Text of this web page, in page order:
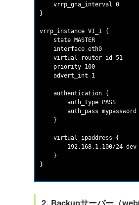
vrrp_gna_interval 0
}
vrrp_instance VI_1 {
state MASTER
interface eth0
virtual_router_id 51
priority 100
advert_int 1
    authentication {
auth_type PASS
auth_pass mypassword
    }
    virtual_ipaddress {
192.168.1.100/24 dev
    }
2. Backupサーバー（